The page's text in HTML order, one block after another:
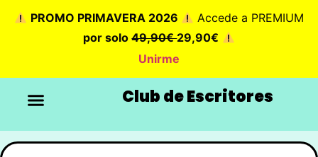
PROMO PRIMAVERA 2026
Accede a PREMIUM
por solo49,90€29,90€
Unirme
Club de Escritores